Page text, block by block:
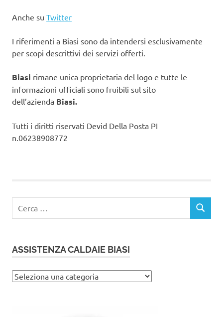
Anche su Twitter
I riferimenti a Biasi sono da intendersi esclusivamente
per scopi descrittivi dei servizi offerti.
Biasi rimane unica proprietaria del logo e tutte le
informazioni ufficiali sono fruibili sul sito
dell’azienda Biasi.
Tutti i diritti riservati Devid Della Posta PI
n.06238908772
per:
CERCA
ASSISTENZA CALDAIE BIASI
Assistenza